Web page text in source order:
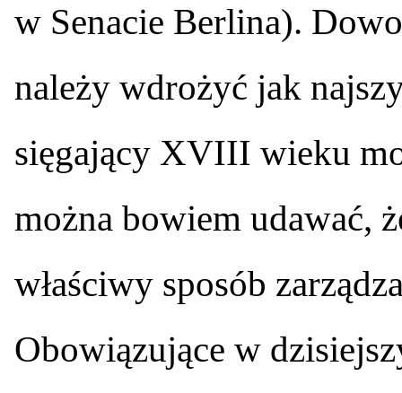
w Senacie Berlina).
należy wdrożyć jak
sięgający XVIII wieku
można bowiem udawać,
właściwy sposób
Obowiązujące w